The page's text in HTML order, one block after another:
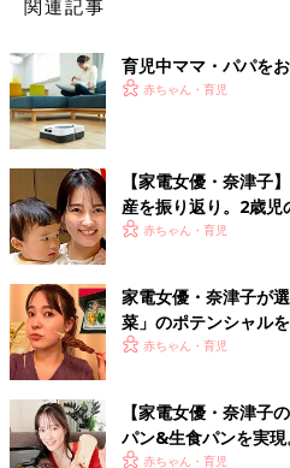
関連記事
育児中ママ・パパを
赤ちゃん・育児
【家電女優・奈津子
産を振り返り。2歳児
赤ちゃん・育児
家電女優・奈津子が
菜」のポテンシャル
赤ちゃん・育児
【家電女優・奈津子
パン&生食パンを実
は食卓の救世主だった
赤ちゃん・育児